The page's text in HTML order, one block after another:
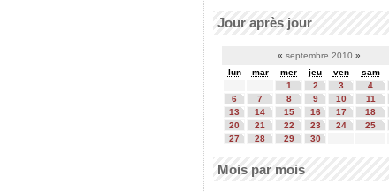
Jour après jour
« septembre 2010 »
lun
mar mer jeu ven sam
1
2 3 4
6
7 8 9 10 11
13
14 15 16 17 18
20
21 22 23 24 25
27
28 29 30
Mois par mois